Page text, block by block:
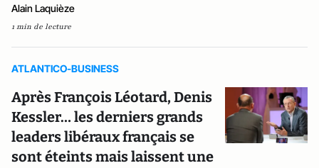
Alain Laquièze
1 min de lecture
ATLANTICO-BUSINESS
Après François Léotard, Denis
Kessler… les derniers grands
leaders libéraux français se
sont éteints mais laissent une